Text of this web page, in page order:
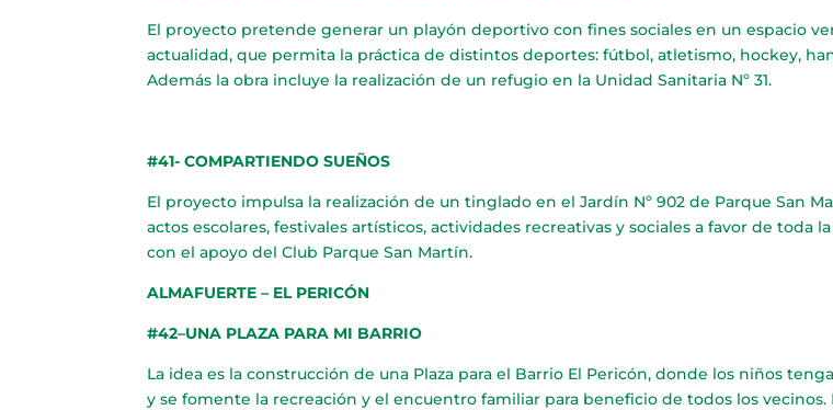
El proyecto pretende generar un playón deportivo con fines sociales en un espacio
actualidad, que permita la práctica de distintos deportes: fútbol, atletismo, hockey,
Además la obra incluye la realización de un refugio en la Unidad Sanitaria Nº 31.
#41- COMPARTIENDO SUEÑOS
El proyecto impulsa la realización de un tinglado en el Jardín Nº 902 de Parque San
actos escolares, festivales artísticos, actividades recreativas y sociales a favor de toda
con el apoyo del Club Parque San Martín.
ALMAFUERTE – EL PERICÓN
#42–UNA PLAZA PARA MI BARRIO
La idea es la construcción de una Plaza para el Barrio El Pericón, donde los niños
y se fomente la recreación y el encuentro familiar para beneficio de todos los vecinos.